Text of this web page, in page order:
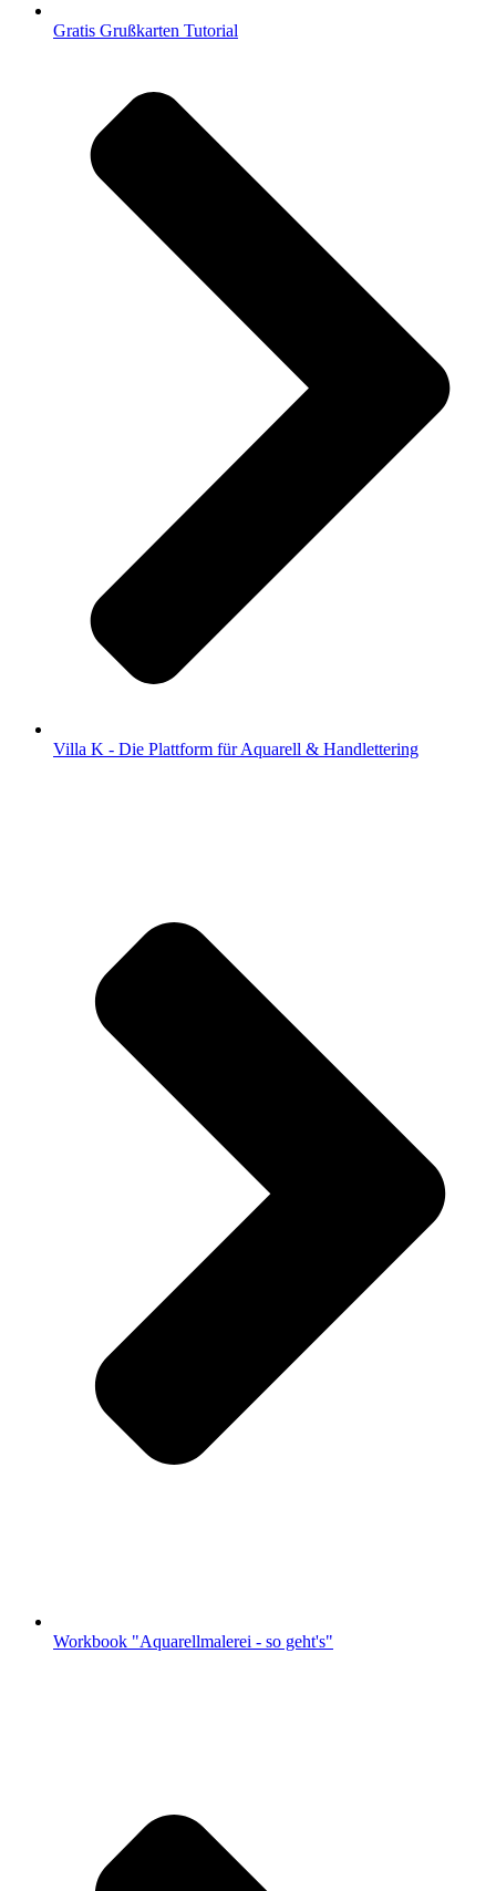
Gratis Grußkarten Tutorial
Villa K - Die Plattform für Aquarell & Handlettering
Workbook "Aquarellmalerei - so geht's"